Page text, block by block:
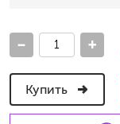
- +
Купить